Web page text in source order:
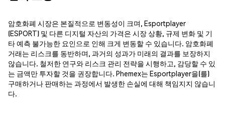
암호화폐 시장은 본질적으로 변동성이 크며, Esportplayer
(ESPORT) 및 다른 디지털 자산의 가격은 시장 상황, 규제 변화 및 기
타 예측 불가능한 요인으로 인해 크게 변동할 수 있습니다. 암호화폐
거래는 리스크를 동반하며, 과거의 성과가 미래의 결과를 보장하지
않습니다. 철저한 연구와 리스크 관리 전략을 시행하고, 감당할 수 있
는 금액만 투자할 것을 권장합니다. Phemex는 Esportplayer을(를)
구매하거나 판매하는 과정에서 발생한 손실에 대해 책임지지 않습니
다.